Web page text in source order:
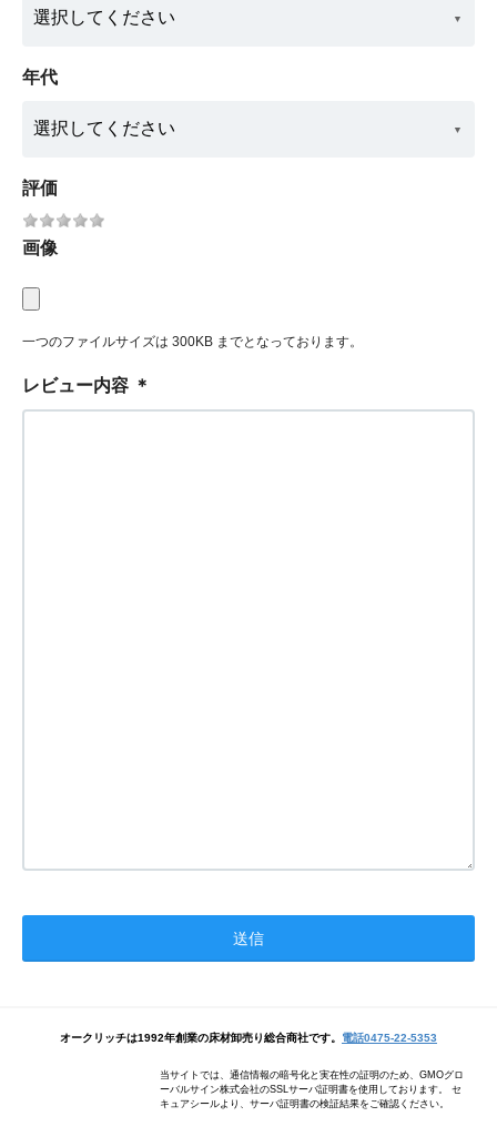
年代
評価
画像
一つのファイルサイズは 300KB までとなっております。
レビュー内容 ＊
オークリッチは1992年創業の床材卸売り総合商社です。 電話0475-22-5353
当サイトでは、通信情報の暗号化と実在性の証明のため、GMOグロ
ーバルサイン株式会社のSSLサーバ証明書を使用しております。 セ
キュアシールより、サーバ証明書の検証結果をご確認ください。